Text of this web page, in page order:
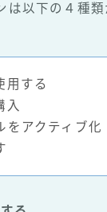
は以下の４種
用する
入
をアクティブ化